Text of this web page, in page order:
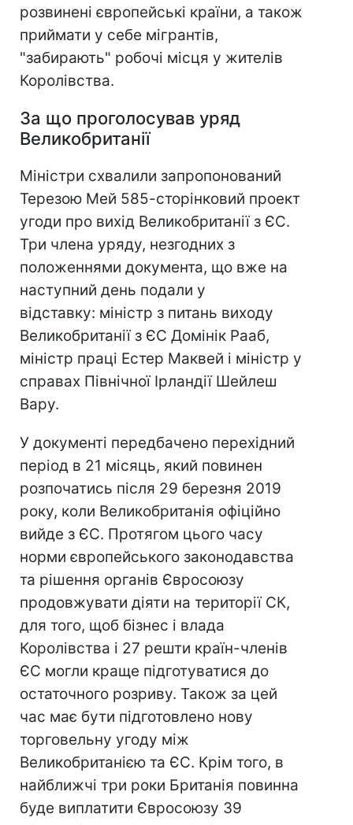
розвинені європейські країни, а також
приймати у себе мігрантів,
"забирають" робочі місця у жителів
Королівства.
За що проголосував уряд
Великобританії
Міністри схвалили запропонований
Терезою Мей 585-сторінковий проект
угоди про вихід Великобританії з ЄС.
Три члена уряду, незгодних з
положеннями документа, що вже на
наступний день подали у
відставку: міністр з питань виходу
Великобританії з ЄС Домінік Рааб,
міністр праці Естер Маквей і міністр у
справах Північної Ірландії Шейлеш
Вару.
У документі передбачено перехідний
період в 21 місяць, який повинен
розпочатись після 29 березня 2019
року, коли Великобританія офіційно
вийде з ЄС. Протягом цього часу
норми європейського законодавства
та рішення органів Євросоюзу
продовжувати діяти на території СК,
для того, щоб бізнес і влада
Королівства і 27 решти країн-членів
ЄС могли краще підготуватися до
остаточного розриву. Також за цей
час має бути підготовлено нову
торговельну угоду між
Великобританією та ЄС. Крім того, в
найближчі три роки Британія повинна
буде виплатити Євросоюзу 39